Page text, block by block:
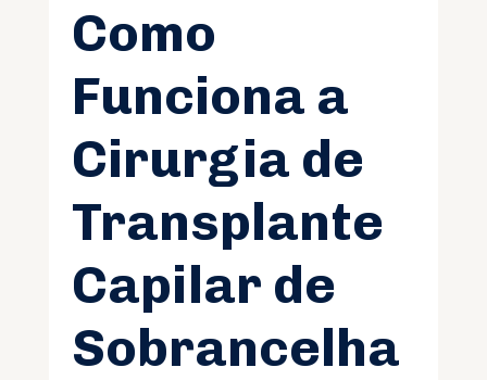
Como
Funciona a
Cirurgia de
Transplante
Capilar de
Sobrancelha